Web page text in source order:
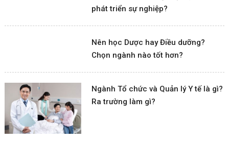
phát triển sự nghiệp?
Nên học Dược hay Điều dưỡng?
Chọn ngành nào tốt hơn?
Ngành Tổ chức và Quản lý Y tế là gì?
Ra trường làm gì?